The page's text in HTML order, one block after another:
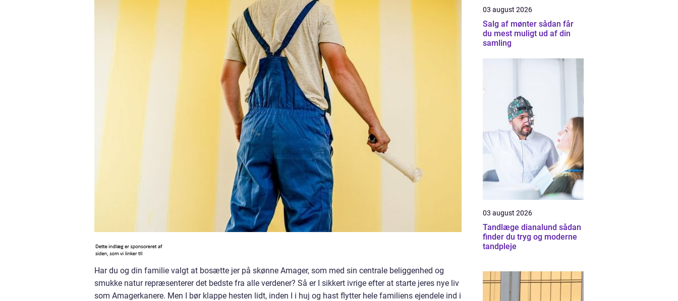
Har du og din familie valgt at bosætte jer på skønne Amager, som med sin centrale beliggenhed og
smukke natur repræsenterer det bedste fra alle verdener? Så er I sikkert ivrige efter at starte jeres nye liv
som Amagerkanere. Men I bør klappe hesten lidt, inden I i huj og hast flytter hele familiens ejendele ind i
03 august 2026
Salg af mønter sådan får
du mest muligt ud af din
samling
03 august 2026
Tandlæge dianalund sådan
finder du tryg og moderne
tandpleje